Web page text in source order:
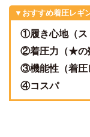
▼おすすめ着圧レギ
①履き心地（ス
②着圧力（★の
③機能性（着圧
④コスパ